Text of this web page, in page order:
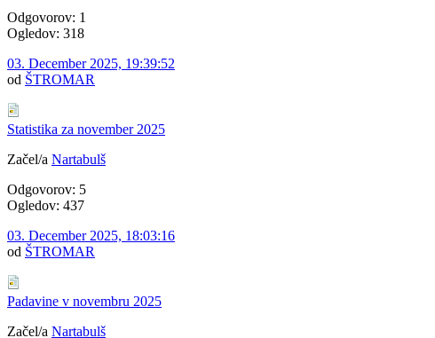
Odgovorov: 1
Ogledov: 318
03. December 2025, 19:39:52
od ŠTROMAR
Statistika za november 2025
Začel/a Nartabulš
Odgovorov: 5
Ogledov: 437
03. December 2025, 18:03:16
od ŠTROMAR
Padavine v novembru 2025
Začel/a Nartabulš